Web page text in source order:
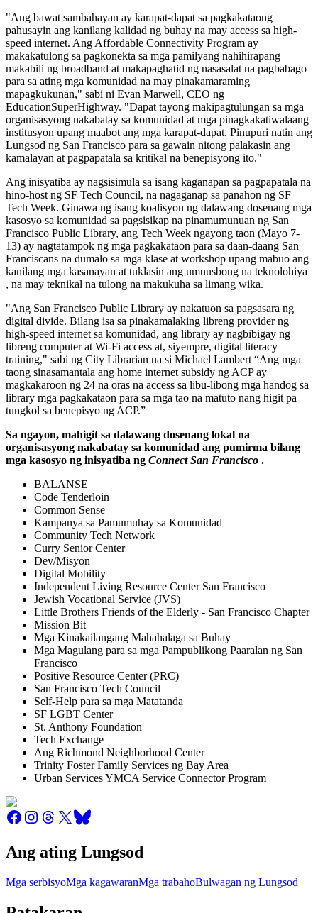
"Ang bawat sambahayan ay karapat-dapat sa pagkakataong
pahusayin ang kanilang kalidad ng buhay na may access sa high-
speed internet. Ang Affordable Connectivity Program ay
makakatulong sa pagkonekta sa mga pamilyang nahihirapang
makabili ng broadband at makapaghatid ng nasasalat na pagbabago
para sa ating mga komunidad na may pinakamaraming
mapagkukunan," sabi ni Evan Marwell, CEO ng
EducationSuperHighway. "Dapat tayong makipagtulungan sa mga
organisasyong nakabatay sa komunidad at mga pinagkakatiwalaang
institusyon upang maabot ang mga karapat-dapat. Pinupuri natin ang
Lungsod ng San Francisco para sa gawain nitong palakasin ang
kamalayan at pagpapatala sa kritikal na benepisyong ito."
Ang inisyatiba ay nagsisimula sa isang kaganapan sa pagpapatala na
hino-host ng SF Tech Council, na nagaganap sa panahon ng SF
Tech Week. Ginawa ng isang koalisyon ng dalawang dosenang mga
kasosyo sa komunidad sa pagsisikap na pinamumunuan ng San
Francisco Public Library, ang Tech Week ngayong taon (Mayo 7-
13) ay nagtatampok ng mga pagkakataon para sa daan-daang San
Franciscans na dumalo sa mga klase at workshop upang mabuo ang
kanilang mga kasanayan at tuklasin ang umuusbong na teknolohiya
, na may teknikal na tulong na makukuha sa limang wika.
"Ang San Francisco Public Library ay nakatuon sa pagsasara ng
digital divide. Bilang isa sa pinakamalaking libreng provider ng
high-speed internet sa komunidad, ang library ay nagbibigay ng
libreng computer at Wi-Fi access at, siyempre, digital literacy
training," sabi ng City Librarian na si Michael Lambert “Ang mga
taong sinasamantala ang home internet subsidy ng ACP ay
magkakaroon ng 24 na oras na access sa libu-libong mga handog sa
library mga pagkakataon para sa mga tao na matuto nang higit pa
tungkol sa benepisyo ng ACP.”
Sa ngayon, mahigit sa dalawang dosenang lokal na
organisasyong nakabatay sa komunidad ang pumirma bilang
mga kasosyo ng inisyatiba ng Connect San Francisco .
BALANSE
Code Tenderloin
Common Sense
Kampanya sa Pamumuhay sa Komunidad
Community Tech Network
Curry Senior Center
Dev/Misyon
Digital Mobility
Independent Living Resource Center San Francisco
Jewish Vocational Service (JVS)
Little Brothers Friends of the Elderly - San Francisco Chapter
Mission Bit
Mga Kinakailangang Mahahalaga sa Buhay
Mga Magulang para sa mga Pampublikong Paaralan ng San
Francisco
Positive Resource Center (PRC)
San Francisco Tech Council
Self-Help para sa mga Matatanda
SF LGBT Center
St. Anthony Foundation
Tech Exchange
Ang Richmond Neighborhood Center
Trinity Foster Family Services ng Bay Area
Urban Services YMCA Service Connector Program
Ang ating Lungsod
Mga serbisyoMga kagawaranMga trabahoBulwagan ng Lungsod